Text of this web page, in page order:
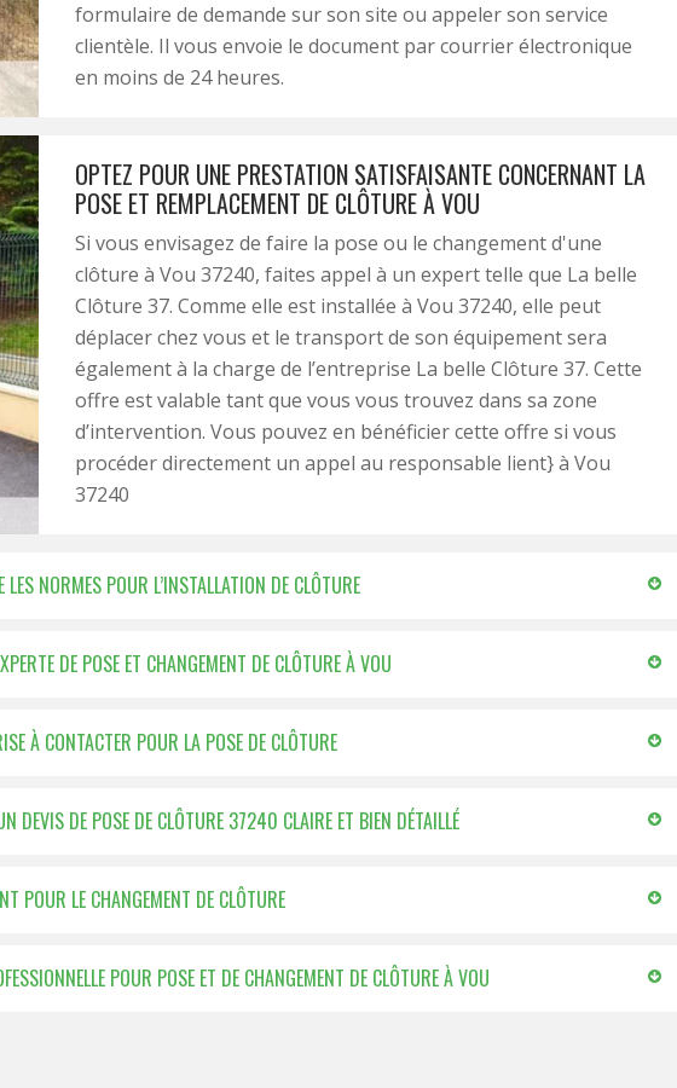
formulaire de demande sur son site ou appeler son service
clientèle. Il vous envoie le document par courrier électronique
en moins de 24 heures.
OPTEZ POUR UNE PRESTATION SATISFAISANTE CONCERNANT LA
POSE ET REMPLACEMENT DE CLÔTURE À VOU
Si vous envisagez de faire la pose ou le changement d'une
clôture à Vou 37240, faites appel à un expert telle que La belle
Clôture 37. Comme elle est installée à Vou 37240, elle peut
déplacer chez vous et le transport de son équipement sera
également à la charge de l’entreprise La belle Clôture 37. Cette
offre est valable tant que vous vous trouvez dans sa zone
d’intervention. Vous pouvez en bénéficier cette offre si vous
procéder directement un appel au responsable lient} à Vou
37240
LES NORMES POUR L’INSTALLATION DE CLÔTURE
DE POSE ET CHANGEMENT DE CLÔTURE À VOU
À CONTACTER POUR LA POSE DE CLÔTURE
DEVIS DE POSE DE CLÔTURE 37240 CLAIRE ET BIEN DÉTAILLÉ
POUR LE CHANGEMENT DE CLÔTURE
POUR POSE ET DE CHANGEMENT DE CLÔTURE À VOU